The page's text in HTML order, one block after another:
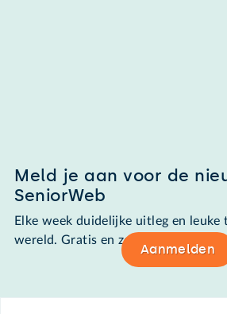
Meld je aan voor de
SeniorWeb
Elke week duidelijke uitleg en
wereld. Gratis en zomaar in de
Aanmelden